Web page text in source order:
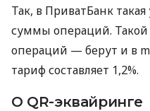
Так, в ПриватБанк такая
суммы операций.
операций — берут и в
тариф составляет 1,2%.
О QR-эквайринге